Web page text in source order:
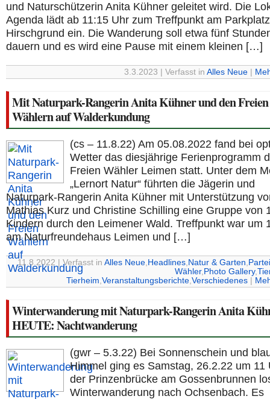
und Naturschützerin Anita Kühner geleitet wird. Die
Agenda lädt ab 11:15 Uhr zum Treffpunkt am Parkplatz
Hirschgrund ein. Die Wanderung soll etwa fünf
dauern und es wird eine Pause mit einem kleinen […]
3.3.2023 | Verfasst in Alles Neue
Mit Naturpark-Rangerin Anita Kühner und den Freien
Wählern auf Walderkundung
(cs – 11.8.22) Am 05.08.2022 fand bei
Wetter das diesjährige Ferienprogramm
Freien Wähler Leimen statt. Unter dem
„Lernort Natur“ führten die Jägerin und
Naturpark-Rangerin Anita Kühner mit Unterstützung
Mathias Kurz und Christine Schilling eine Gruppe von
Kindern durch den Leimener Wald. Treffpunkt war um
am Naturfreundehaus Leimen und […]
11.8.2022 | Verfasst in Alles Neue, Headlines, Natur & Garten,
Wähler, Photo Gallery,
Tierheim,Veranstaltungsberichte,Verschiedenes
Winterwanderung mit Naturpark-Rangerin Anita
HEUTE: Nachtwanderung
(gwr – 5.3.22) Bei Sonnenschein und
Himmel ging es Samstag, 26.2.22 um 11
der Prinzenbrücke am Gossenbrunnen
Winterwanderung nach Ochsenbach. Es